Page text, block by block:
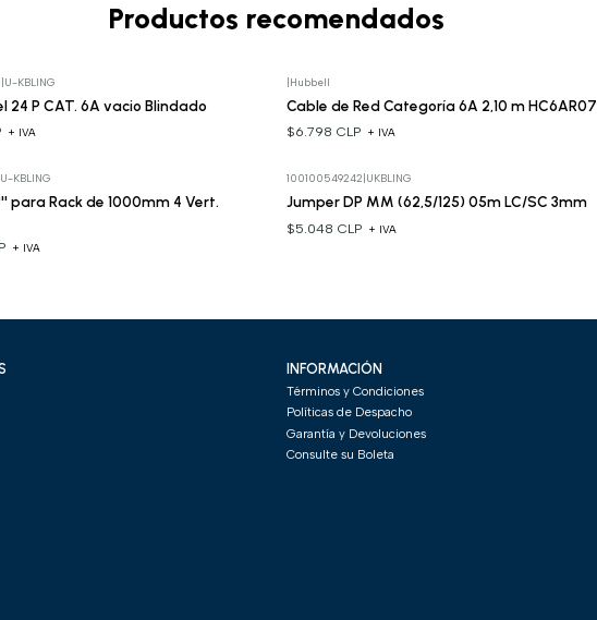
Productos recomendados
U-KBLING
24 P CAT. 6A vacio Blindado
+ IVA
Hubbell
Cable de Red Categoría 6A 2,10 m HC6AR07
$6.798 CLP + IVA
U-KBLING
para Rack de 1000mm 4 Vert.
+ IVA
100100549242 UKBLING
Jumper DP MM (62,5/125) 05m LC/SC 3mm
$5.048 CLP + IVA
INFORMACIÓN
Términos y Condiciones
Políticas de Despacho
Garantía y Devoluciones
Consulte su Boleta